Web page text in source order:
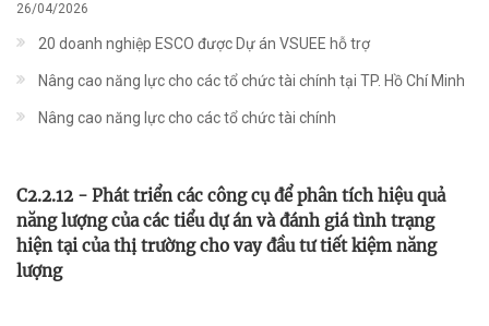
26/04/2026
20 doanh nghiệp ESCO được Dự án VSUEE hỗ trợ
Nâng cao năng lực cho các tổ chức tài chính tại TP. Hồ Chí Minh
Nâng cao năng lực cho các tổ chức tài chính
C2.2.12 - Phát triển các công cụ để phân tích hiệu quả
năng lượng của các tiểu dự án và đánh giá tình trạng
hiện tại của thị trường cho vay đầu tư tiết kiệm năng
lượng